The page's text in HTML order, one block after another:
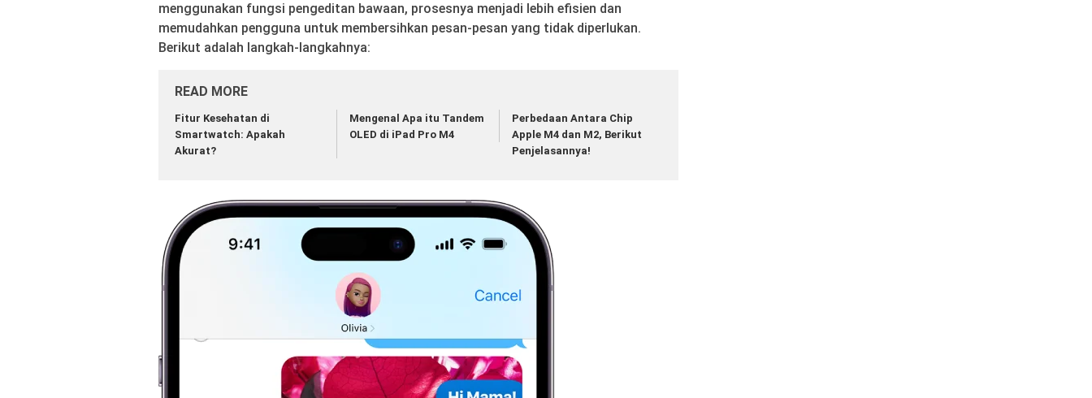
menggunakan fungsi pengeditan bawaan, prosesnya menjadi lebih efisien dan
memudahkan pengguna untuk membersihkan pesan-pesan yang tidak diperlukan.
Berikut adalah langkah-langkahnya:
READ MORE
Fitur Kesehatan di
Smartwatch: Apakah
Akurat?
Mengenal Apa itu Tandem
OLED di iPad Pro M4
Perbedaan Antara Chip
Apple M4 dan M2, Berikut
Penjelasannya!